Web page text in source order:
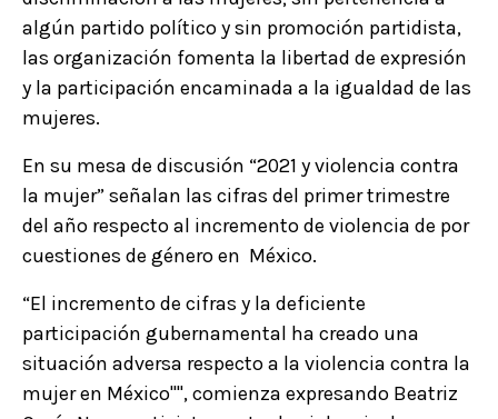
algún partido político y sin promoción partidista,
las organización fomenta la libertad de expresión
y la participación encaminada a la igualdad de las
mujeres.
En su mesa de discusión “2021 y violencia contra
la mujer” señalan las cifras del primer trimestre
del año respecto al incremento de violencia de por
cuestiones de género en México.
“El incremento de cifras y la deficiente
participación gubernamental ha creado una
situación adversa respecto a la violencia contra la
mujer en México'''', comienza expresando Beatriz